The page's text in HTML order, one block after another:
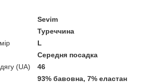
Sevim
Туреччина
L
Середня посадка
(UA)
46
93% бавовна, 7% еластан